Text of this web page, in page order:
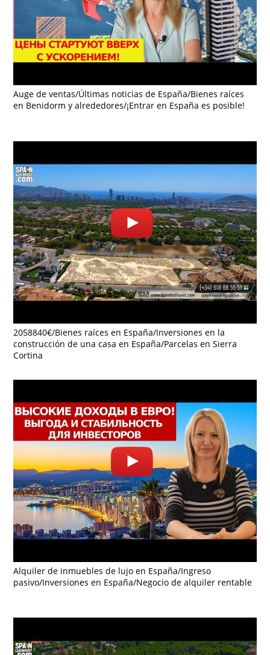
Auge de ventas/Últimas noticias de España/Bienes raíces
en Benidorm y alrededores/¡Entrar en España es posible!
2058840€/Bienes raíces en España/Inversiones en la
construcción de una casa en España/Parcelas en Sierra
Cortina
Alquiler de inmuebles de lujo en España/Ingreso
pasivo/Inversiones en España/Negocio de alquiler rentable